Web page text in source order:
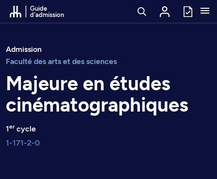
Passer au contenu
Guide
d'admission
Admission
Faculté des arts et des sciences
Majeure en études
cinématographiques
1ercycle
1-171-2-0